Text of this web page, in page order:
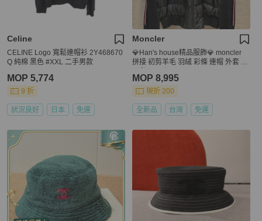
Celine
CELINE Logo 寬鬆連帽衫 2Y468670
Q 純棉 黑色 #XXL 二手男款
MOP 5,774
9 折
狀況良好 日本 免運
Moncler
💎Han's house精品服飾💎 moncler
拼接 初剪羊毛 羽絨 彩條 連帽 外套 黑
MOP 8,995
現折 200
全新品 台灣 免運